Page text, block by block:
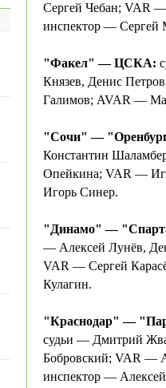
Сергей Чебан; VAR
инспектор — Сергей
"Факел" — ЦСКА:
Князев, Денис
Галимов; AVAR —
"Сочи" —
Константин
Опейкина; VAR —
Игорь Синер.
"Динамо" —
— Алексей Лунёв,
VAR — Сергей
Кулагин.
"Краснодар" —
судьи — Дмитрий
Бобровский; VAR —
инспектор —